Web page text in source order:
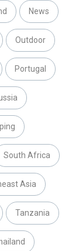
News
Outdoor
Portugal
South Africa
Asia
Tanzania